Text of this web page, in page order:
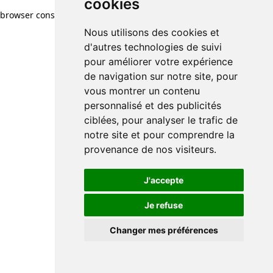
cookies
Nous utilisons des cookies et
d'autres technologies de suivi
pour améliorer votre expérience
de navigation sur notre site, pour
vous montrer un contenu
personnalisé et des publicités
ciblées, pour analyser le trafic de
notre site et pour comprendre la
provenance de nos visiteurs.
J'accepte
Je refuse
Changer mes préférences
browser console for more information)